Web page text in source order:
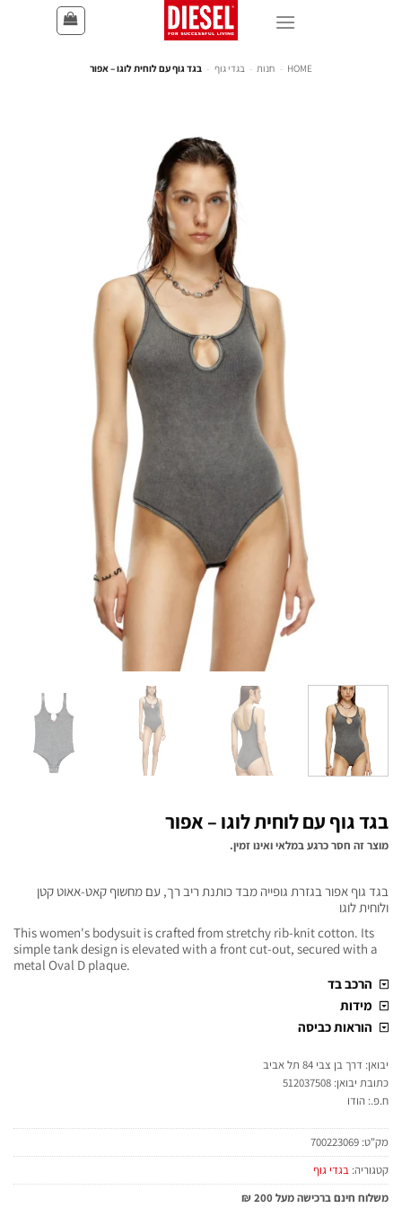
HOME
- חנות - בגדי גוף - בגד גוף עם לוחית לוגו – אפור
בגד גוף עם לוחית לוגו – אפור
מוצר זה חסר כרגע במלאי ואינו זמין.
בגד גוף אפור בגזרת גופייה מבד כותנת ריב רך, עם מחשוף קאט-אאוט קטן
ולוחית לוגו
This women's bodysuit is crafted from stretchy rib-knit cotton. Its
simple tank design is elevated with a front cut-out, secured with a
metal Oval D plaque.
הרכב בד
מידות
הוראות כביסה
יבואן: דרך בן צבי 84 תל אביב
כתובת יבואן: 512037508
ח.פ.: הודו
מק"ט: 700223069
קטגוריה: בגדי גוף
משלוח חינם ברכישה מעל 200 ₪